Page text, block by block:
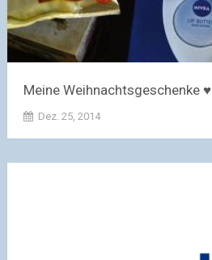
Meine Weihnachtsgeschenke ♥
Dez. 25, 2014